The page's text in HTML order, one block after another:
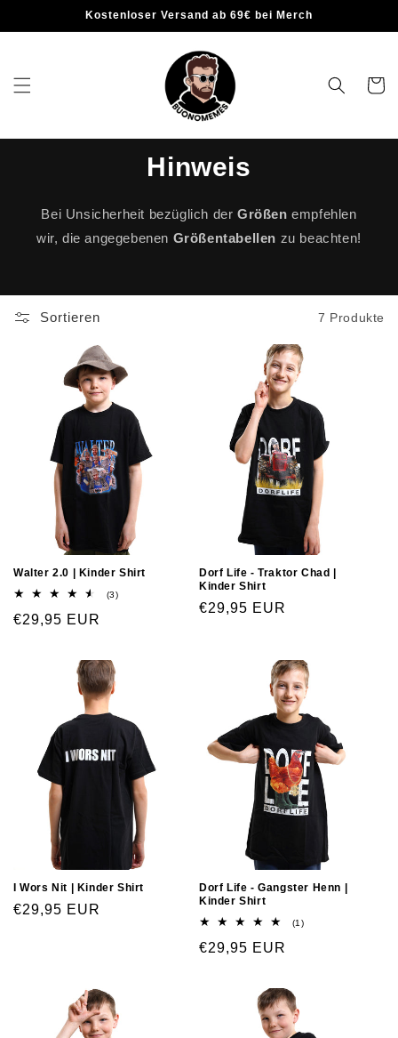
Kostenloser Versand ab 69€ bei Merch
Hinweis
Bei Unsicherheit bezüglich der Größen empfehlen
wir, die angegebenen Größentabellen zu beachten!
Sortieren 7 Produkte
Walter 2.0 | Kinder Shirt
(3)
€29,95 EUR
Dorf Life - Traktor Chad |
Kinder Shirt
€29,95 EUR
I Wors Nit | Kinder Shirt
€29,95 EUR
Dorf Life - Gangster Henn |
Kinder Shirt
(1)
€29,95 EUR